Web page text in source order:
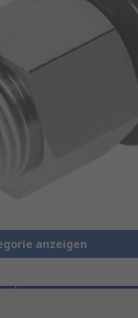
anzeigen